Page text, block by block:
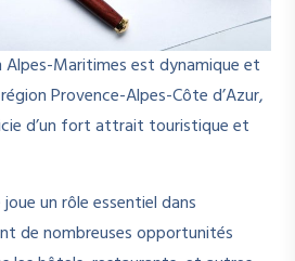
Alpes-Maritimes est dynamique et
Provence-Alpes-Côte d’Azur,
d’un fort attrait touristique et
un rôle essentiel dans
de nombreuses opportunités